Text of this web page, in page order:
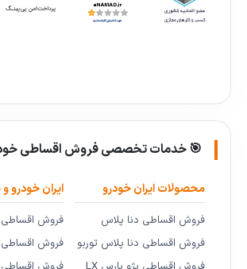
🎯 خدمات تخصصی فروش اقساطی
محصولات ایران خودرو
فروش اقساطی دنا پلاس
فروش اقساطی دنا پلاس توربو
ایران خودرو و
فروش اقساطی
فروش اقساطی